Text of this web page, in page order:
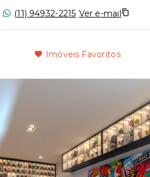
(11) 94932-2215 Ver e-mail
Imóveis Favoritos